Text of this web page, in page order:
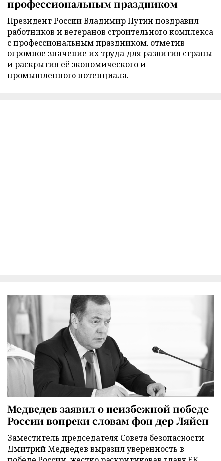
профессиональным праздником
Президент России Владимир Путин поздравил
работников и ветеранов строительного комплекса
с профессиональным праздником, отметив
огромное значение их труда для развития страны
и раскрытия её экономического и
промышленного потенциала.
Медведев заявил о неизбежной победе
России вопреки словам фон дер Ляйен
Заместитель председателя Совета безопасности
Дмитрий Медведев выразил уверенность в